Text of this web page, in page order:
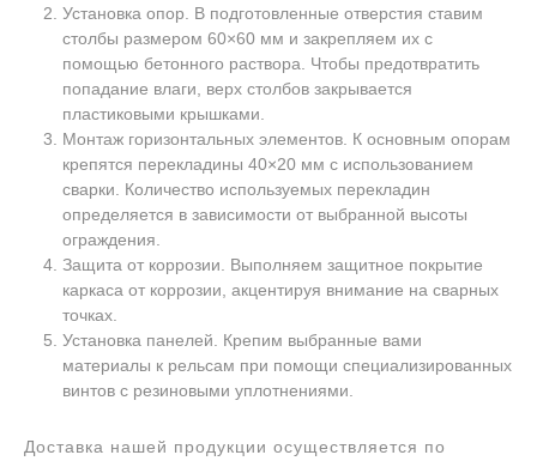
Установка опор. В подготовленные отверстия ставим
столбы размером 60×60 мм и закрепляем их с
помощью бетонного раствора. Чтобы предотвратить
попадание влаги, верх столбов закрывается
пластиковыми крышками.
Монтаж горизонтальных элементов. К основным опорам
крепятся перекладины 40×20 мм с использованием
сварки. Количество используемых перекладин
определяется в зависимости от выбранной высоты
ограждения.
Защита от коррозии. Выполняем защитное покрытие
каркаса от коррозии, акцентируя внимание на сварных
точках.
Установка панелей. Крепим выбранные вами
материалы к рельсам при помощи специализированных
винтов с резиновыми уплотнениями.
Доставка нашей продукции осуществляется по